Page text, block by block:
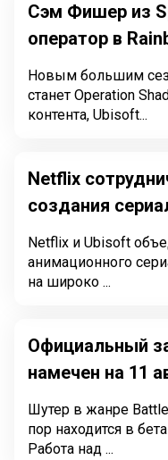
Сэм Фишер из
оператор в
Новым большим
станет Operation
контента, Ubisoft...
Netflix
создания
Netflix и Ubisoft
анимационного сериала
на широко ...
Официальный
намечен на 11
Шутер в жанре
пор находится в
Работа над ...